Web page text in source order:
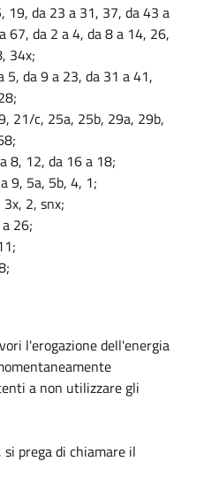
19, da 23 a 31, 37, da 43 a
67, da 2 a 4, da 8 a 14, 26,
34x;
5, da 9 a 23, da 31 a 41,
21/c, 25a, 25b, 29a, 29b,
8, 12, da 16 a 18;
9, 5a, 5b, 4, 1;
2, snx;
26;
l'erogazione dell'energia
a non utilizzare gli
prega di chiamare il